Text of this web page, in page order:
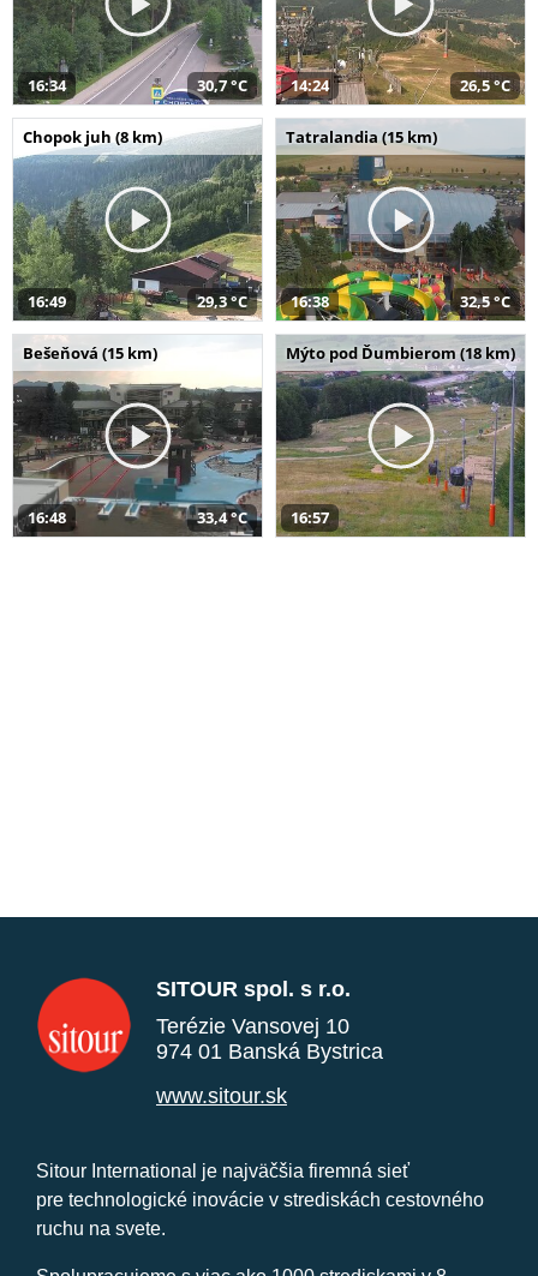
16:34 30,7 °C 14:24 26,5 °C
Chopok juh (8 km)
16:49 29,3 °C
Tatralandia (15 km)
16:38 32,5 °C
Bešeňová (15 km)
16:48 33,4 °C
Mýto pod Ďumbierom (18 km)
16:57
SITOUR spol. s r.o.
Terézie Vansovej 10
974 01 Banská Bystrica
www.sitour.sk
Sitour International je najväčšia firemná sieť
pre technologické inovácie v strediskách cestovného
ruchu na svete.